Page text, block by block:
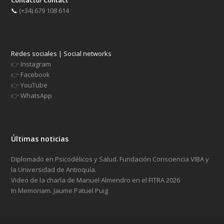
📞 (+34) 679 108 614
Redes sociales | Social networks
👉 Instagram
👉 Facebook
👉YouTube
👉WhatsApp
Últimas noticias
Diplomado en Psicodélicos y Salud. Fundación Consciencia VIBA y
la Universidad de Antioquía.
Video de la charla de Manuel Almendro en el FITRA 2026
In Memoriam. Jaume Patuel Puig